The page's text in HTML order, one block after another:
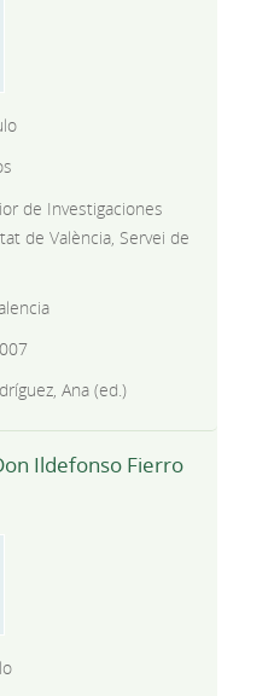
de Investigaciones
de València, Servei de
Ana (ed.)
Ildefonso Fierro